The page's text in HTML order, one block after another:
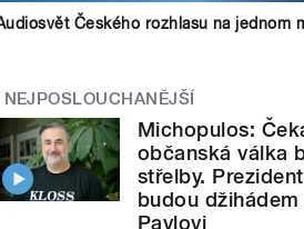
Českého rozhlasu na jednom
NEJPOSLOUCHANĚJŠÍ
Michopulos:
občanská válka
střelby.
budou džihádem
Pavlovi